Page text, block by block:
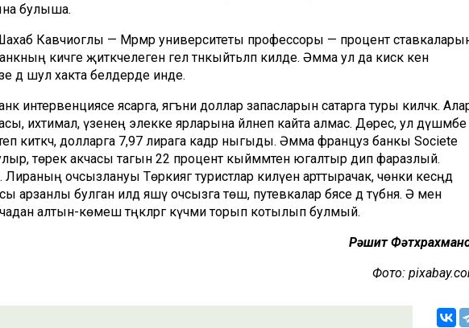
булыша.
Кавчиоглы — Мәрмәрә университеты профессоры — процент
кичәге җитәкчелеген гел тәнкыйтьләп килде. Әмма ул да кисәк кенә
дә шул хакта белдерде инде.
интервенциясе ясарга, ягъни доллар запасларын сатарга туры киләчәк.
ихтимал, үзенең элекке ярларына әйләнеп кайта алмас. Дөрес, ул дүшәмбе
киткәч, долларга 7,97 лирага кадәр ныгыды. Әмма француз банкы Societe
төрек акчасы тагын 22 процент кыйммәтен югалтыр дип фаразлый.
очсызлануы Төркиягә туристлар килүен арттырачак, чөнки кесәңдә
арзанлы булган илдә яшәү очсызга төшә, путевкалар бәясе дә түбәнәя. Ә менә
алтын-көмеш тәңкәләргә күчми торып котылып булмый.
Рәшит
Фото: